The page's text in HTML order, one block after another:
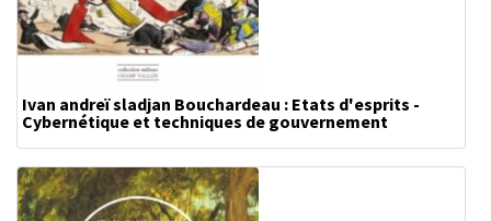
Ivan andreï sladjan Bouchardeau : Etats d'esprits -
Cybernétique et techniques de gouvernement